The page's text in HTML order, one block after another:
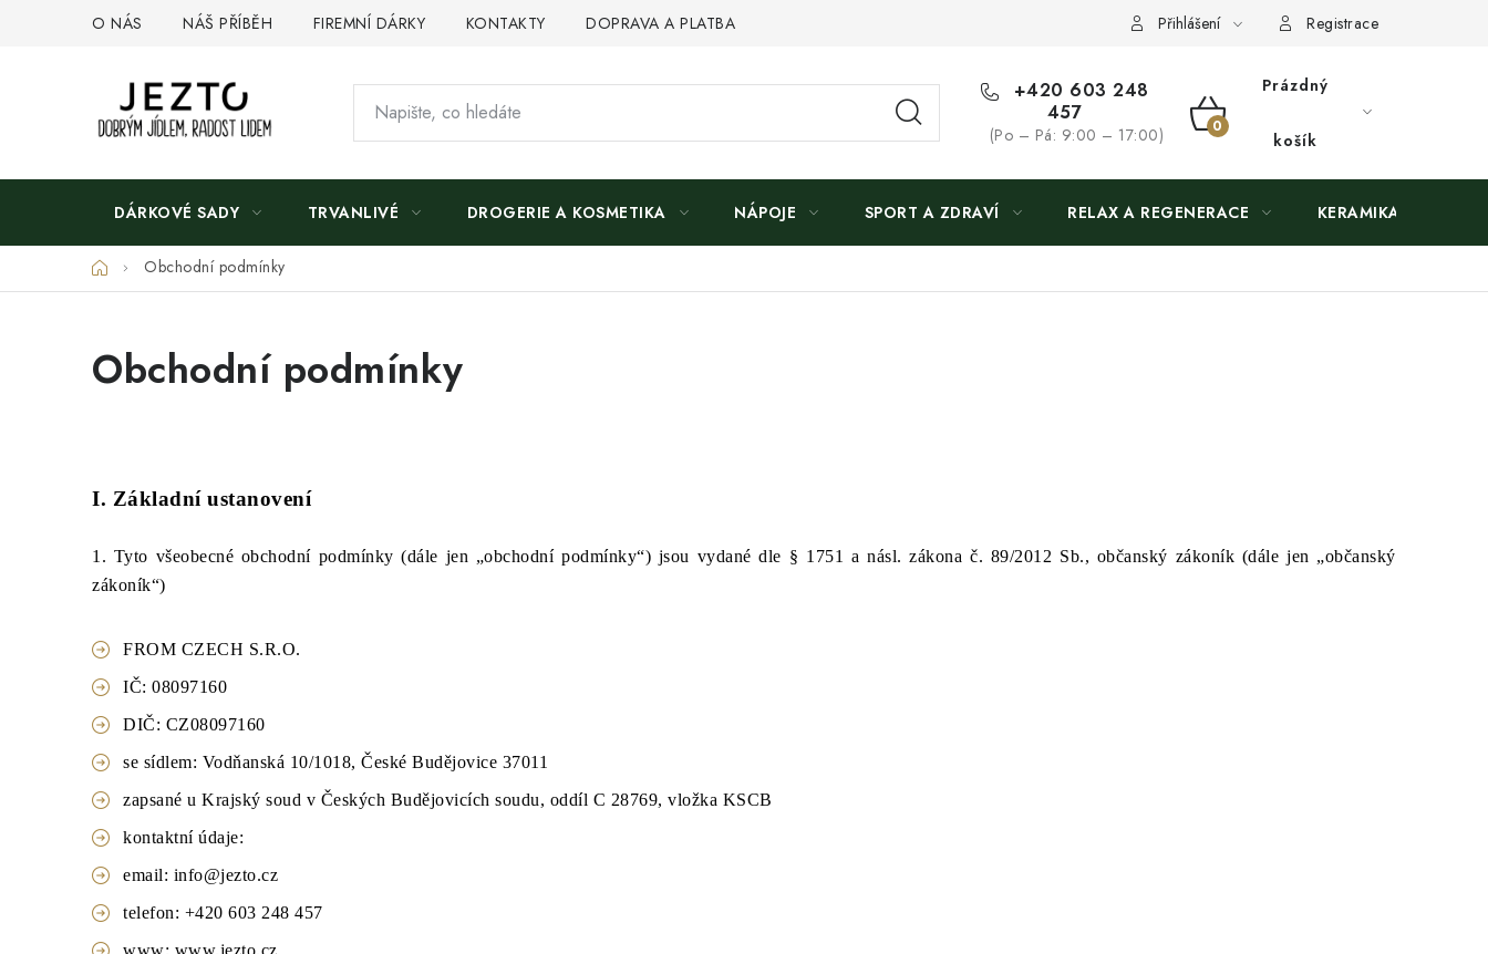
O NÁS NÁŠ PŘÍBĚH FIREMNÍ DÁRKY KONTAKTY DOPRAVA A PLATBA Přihlášení Registrace
+420 603 248
457
(Po – Pá: 9:00 – 17:00)
NÁKUPNÍ
Prázdný
košík
DÁRKOVÉ SADY TRVANLIVÉ DROGERIE A KOSMETIKA NÁPOJE SPORT A ZDRAVÍ RELAX A REGENERACE KERAMIKA
DomůObchodní podmínky
Obchodní podmínky
I. Základní ustanovení
1. Tyto všeobecné obchodní podmínky (dále jen „obchodní podmínky“) jsou vydané dle § 1751 a násl. zákona č. 89/2012 Sb., občanský zákoník (dále jen „občanský
zákoník“)
FROM CZECH S.R.O.
IČ: 08097160
DIČ: CZ08097160
se sídlem: Vodňanská 10/1018, České Budějovice 37011
zapsané u Krajský soud v Českých Budějovicích soudu, oddíl C 28769, vložka KSCB
kontaktní údaje:
email: info@jezto.cz
telefon: +420 603 248 457
www: www.jezto.cz